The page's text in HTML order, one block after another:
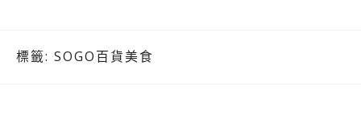
標籤: SOGO百貨美食